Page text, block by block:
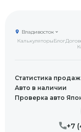
КалькуляторыБлог
Владивосток
+7
Статистика продаж
Авто в наличии
Проверка авто